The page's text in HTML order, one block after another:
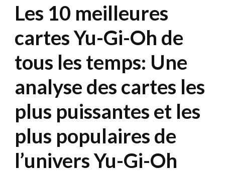
Les 10 meilleures
cartes Yu-Gi-Oh de
tous les temps: Une
analyse des cartes les
plus puissantes et les
plus populaires de
l’univers Yu-Gi-Oh